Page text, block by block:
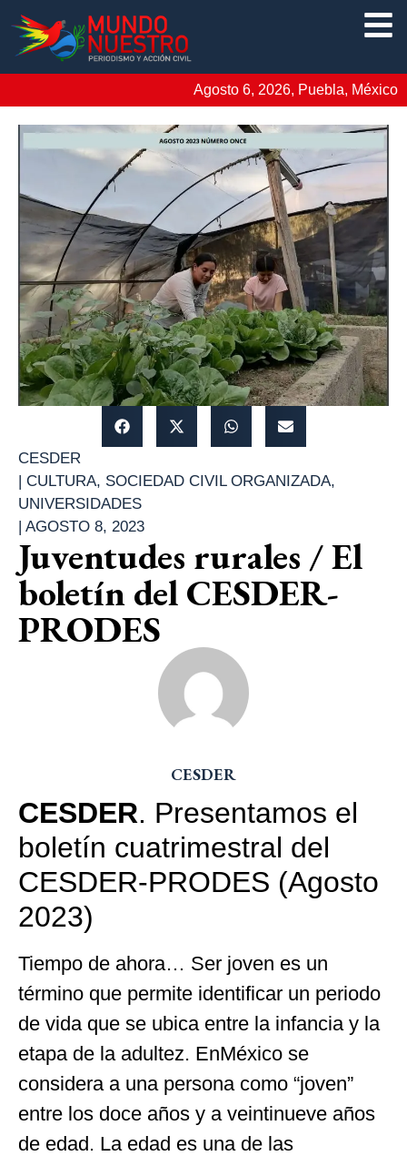
Agosto 6, 2026, Puebla, México
CESDER
| CULTURA, SOCIEDAD CIVIL ORGANIZADA,
UNIVERSIDADES
| AGOSTO 8, 2023
Juventudes rurales / El
boletín del CESDER-
PRODES
CESDER
CESDER. Presentamos el
boletín cuatrimestral del
CESDER-PRODES (Agosto
2023)
Tiempo de ahora… Ser joven es un
término que permite identificar un periodo
de vida que se ubica entre la infancia y la
etapa de la adultez. EnMéxico se
considera a una persona como “joven”
entre los doce años y a veintinueve años
de edad. La edad es una de las